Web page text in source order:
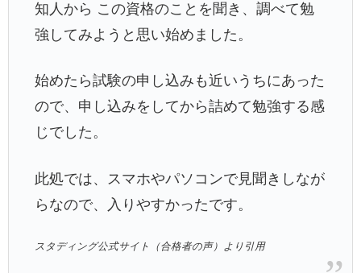
知人から この資格のことを聞き、調べて勉
強してみようと思い始めました。
始めたら試験の申し込みも近いうちにあった
ので、申し込みをしてから詰めて勉強する感
じでした。
此処では、スマホやパソコンで見聞きしなが
らなので、入りやすかったです。
スタディング公式サイト（合格者の声）より引用